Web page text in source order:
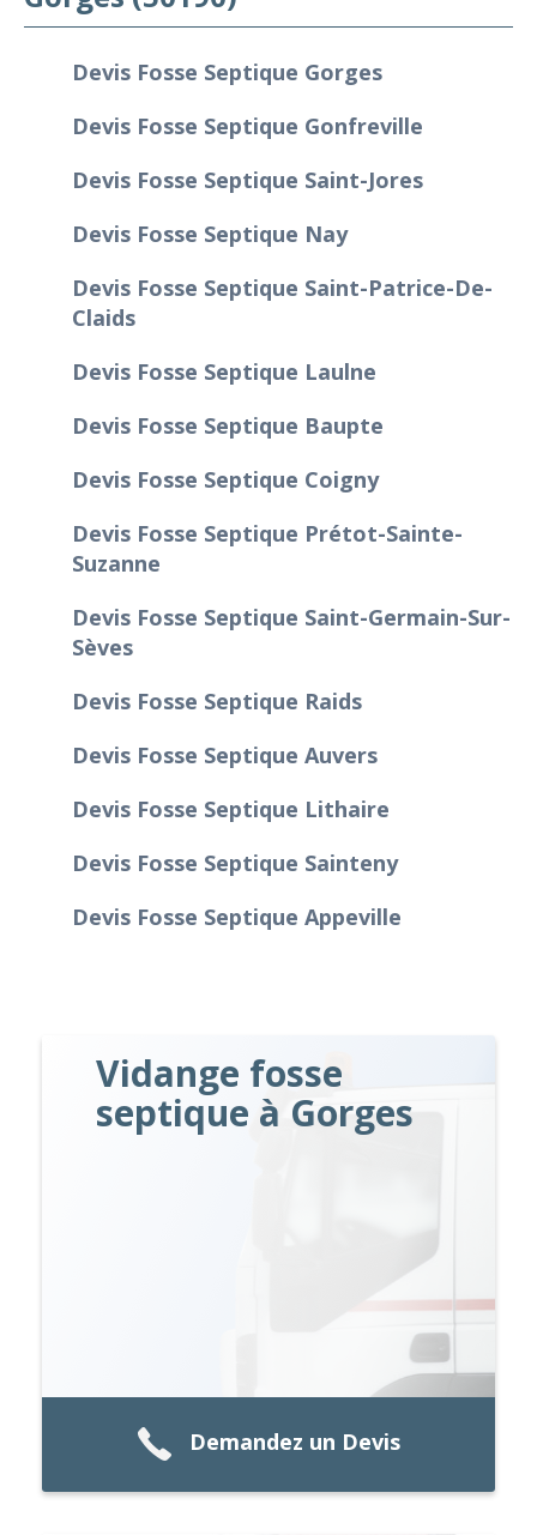
Devis Fosse Septique Gorges
Devis Fosse Septique Gonfreville
Devis Fosse Septique Saint-Jores
Devis Fosse Septique Nay
Devis Fosse Septique Saint-Patrice-De-
Claids
Devis Fosse Septique Laulne
Devis Fosse Septique Baupte
Devis Fosse Septique Coigny
Devis Fosse Septique Prétot-Sainte-
Suzanne
Devis Fosse Septique Saint-Germain-Sur-
Sèves
Devis Fosse Septique Raids
Devis Fosse Septique Auvers
Devis Fosse Septique Lithaire
Devis Fosse Septique Sainteny
Devis Fosse Septique Appeville
Vidange fosse
septique à Gorges
Demandez un Devis